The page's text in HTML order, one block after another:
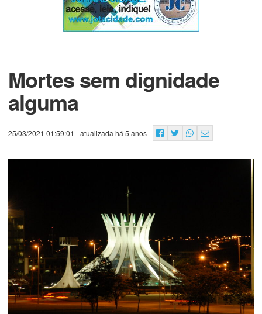
Mortes sem dignidade
alguma
25/03/2021 01:59:01 - atualizada há 5 anos